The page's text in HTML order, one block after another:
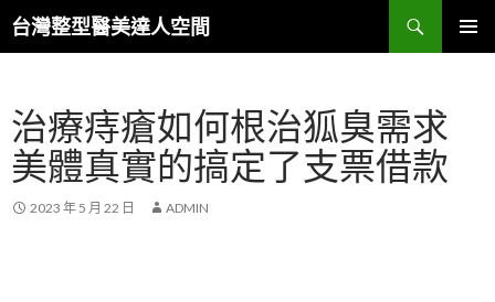
台灣整型醫美達人空間
搜
尋
要
內
容
治療痔瘡如何根治狐臭需求
美體真實的搞定了支票借款
2023 年 5 月 22 日 ADMIN